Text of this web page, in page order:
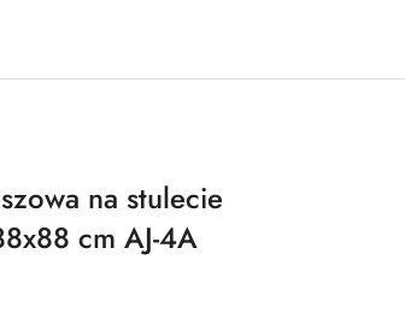
na stulecie
cm AJ-4A